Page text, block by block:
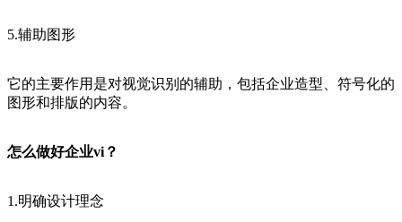
5.辅助图形
它的主要作用是对视觉识别的辅助，包括企业造型、符号化的
图形和排版的内容。
怎么做好企业vi？
1.明确设计理念